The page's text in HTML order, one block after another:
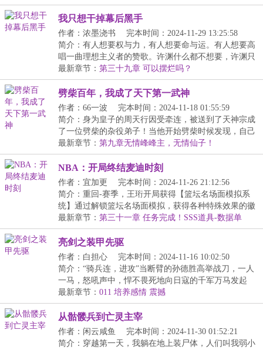
我只想干掉幕后黑手
作者：浓墨浇书
完本时间：2024-11-29 13:25:58
简介：有人想要权与力，有人想要命与运。有人想要高
唱一曲理想主义者的赞歌。许渊什么都不想要，许渊只
想...
最新章节： 第三十九章 可以摆烂吗？
劈柴百年，我成了天下第一武神
作者：66一波
完本时间：2024-11-18 01:55:59
简介：身为皇子的周天行因受牵连，被送到了天神宗成
了一位劈柴的杂役弟子！当他开始劈柴时候发现，自己
劈...
最新章节： 第九章无情峰峰主，无情仙子！
NBA：开局终结麦迪时刻
作者：宜加更
完本时间：2024-11-26 21:12:56
简介：重回-赛季，王珩开局获得【篮坛名场面模拟系
统】通过解锁篮坛名场面模拟，获得各种特殊效果的徽
章...
最新章节： 第三十一章 任务完成！SSS道具-数据单
亮剑之装甲先驱
作者：白担心
完本时间：2024-11-16 10:02:50
简介：“骑兵连，进攻”当断臂的孙德胜高举战刀，一人
一马，怒吼声中，悍不畏死地向日寇的千军万马发起
冲...
最新章节： 011 培养感情 震撼
从骷髅兵到亡灵主宰
作者：闲云咸鱼
完本时间：2024-11-30 01:52:21
简介：穿越第一天，我躺在地上装尸体，人们叫我弱小